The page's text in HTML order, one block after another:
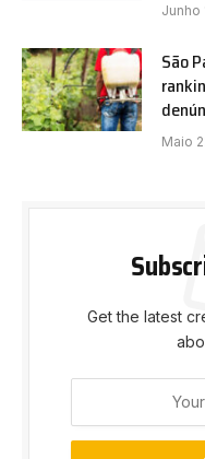
Junho
São
Maio
Get the latest